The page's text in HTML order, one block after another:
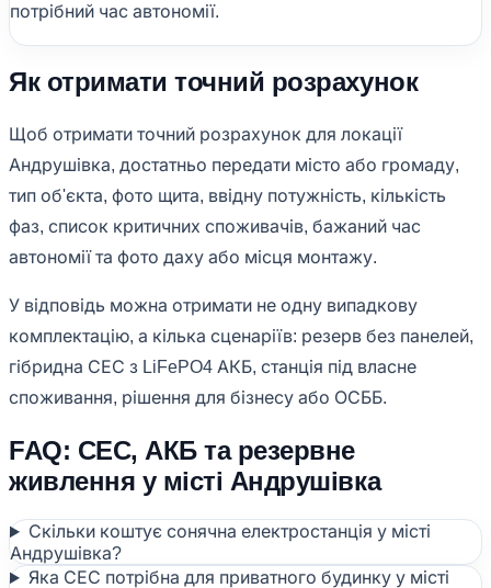
потрібний час автономії.
Як отримати точний розрахунок
Щоб отримати точний розрахунок для локації
Андрушівка, достатньо передати місто або громаду,
тип об'єкта, фото щита, ввідну потужність, кількість
фаз, список критичних споживачів, бажаний час
автономії та фото даху або місця монтажу.
У відповідь можна отримати не одну випадкову
комплектацію, а кілька сценаріїв: резерв без панелей,
гібридна СЕС з LiFePO4 АКБ, станція під власне
споживання, рішення для бізнесу або ОСББ.
FAQ: СЕС, АКБ та резервне
живлення у місті Андрушівка
Скільки коштує сонячна електростанція у місті
Андрушівка?
Яка СЕС потрібна для приватного будинку у місті